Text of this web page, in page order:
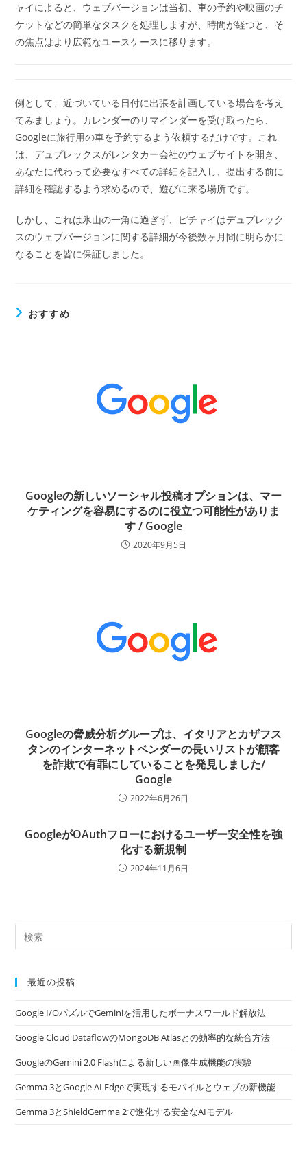
ャイによると、ウェブバージョンは当初、車の予約や映画のチ
ケットなどの簡単なタスクを処理しますが、時間が経つと、そ
の焦点はより広範なユースケースに移ります。
例として、近づいている日付に出張を計画している場合を考え
てみましょう。カレンダーのリマインダーを受け取ったら、
Googleに旅行用の車を予約するよう依頼するだけです。これ
は、デュプレックスがレンタカー会社のウェブサイトを開き、
あなたに代わって必要なすべての詳細を記入し、提出する前に
詳細を確認するよう求めるので、遊びに来る場所です。
しかし、これは氷山の一角に過ぎず、ピチャイはデュプレック
スのウェブバージョンに関する詳細が今後数ヶ月間に明らかに
なることを皆に保証しました。
おすすめ
Googleの新しいソーシャル投稿オプションは、マー
ケティングを容易にするのに役立つ可能性がありま
す / Google
2020年9月5日
Googleの脅威分析グループは、イタリアとカザフス
タンのインターネットベンダーの長いリストが顧客
を詐欺で有罪にしていることを発見しました/
Google
2022年6月26日
GoogleがOAuthフローにおけるユーザー安全性を強
化する新規制
2024年11月6日
最近の投稿
Google I/OパズルでGeminiを活用したボーナスワールド解放法
Google Cloud DataflowのMongoDB Atlasとの効率的な統合方法
GoogleのGemini 2.0 Flashによる新しい画像生成機能の実験
Gemma 3とGoogle AI Edgeで実現するモバイルとウェブの新機能
Gemma 3とShieldGemma 2で進化する安全なAIモデル